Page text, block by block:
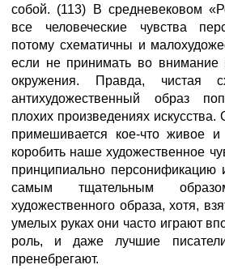
собой. (113) В средневековом
все человеческие чувства
потому схематичны и
если не принимать во внимание
окружения. Правда, чистая
антихудожественный образ
плохих произведениях
примешивается кое-что живое
коробить наше художественное
принципиально
самым тщательным
художественного образа, хотя,
умелых руках они часто играют
роль, и даже лучшие
пренебрегают.